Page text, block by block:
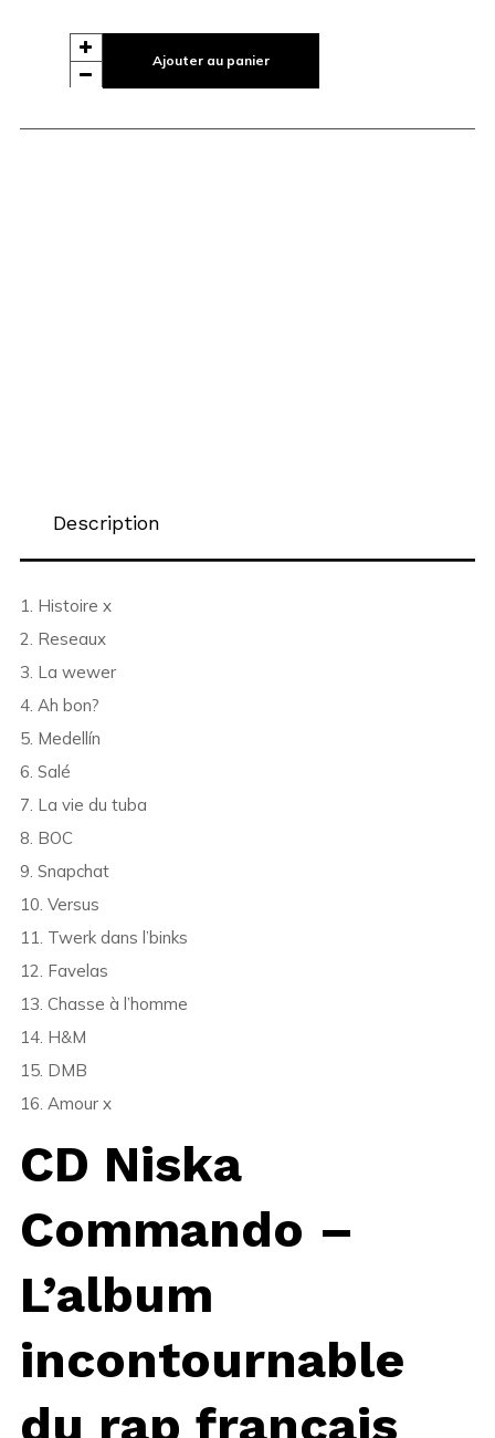
Ajouter au panier
Description
1. Histoire x
2. Reseaux
3. La wewer
4. Ah bon?
5. Medellín
6. Salé
7. La vie du tuba
8. BOC
9. Snapchat
10. Versus
11. Twerk dans l’binks
12. Favelas
13. Chasse à l’homme
14. H&M
15. DMB
16. Amour x
CD Niska
Commando –
L’album
incontournable
du rap français